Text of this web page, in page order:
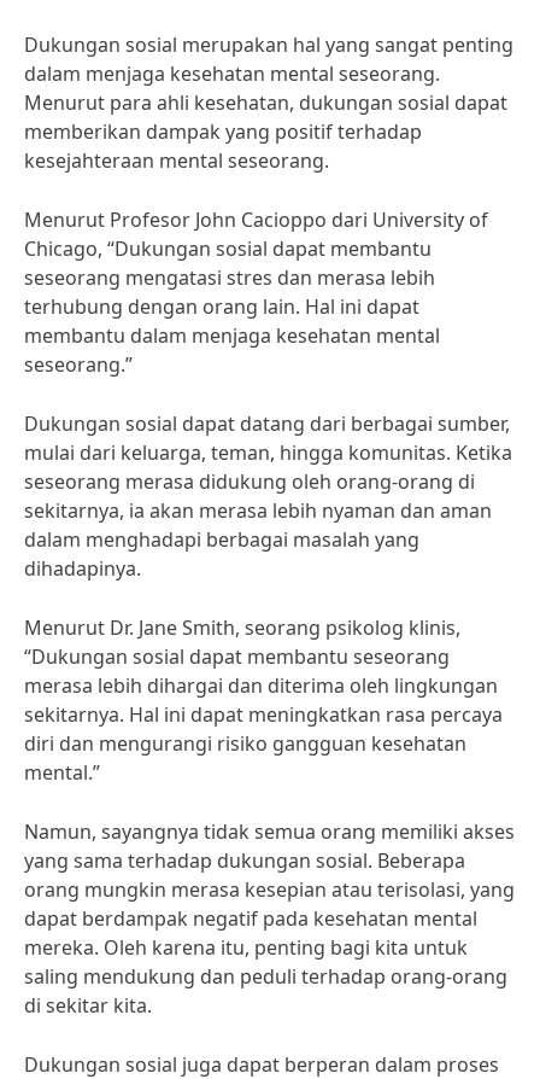
Dukungan sosial merupakan hal yang sangat penting
dalam menjaga kesehatan mental seseorang.
Menurut para ahli kesehatan, dukungan sosial dapat
memberikan dampak yang positif terhadap
kesejahteraan mental seseorang.
Menurut Profesor John Cacioppo dari University of
Chicago, “Dukungan sosial dapat membantu
seseorang mengatasi stres dan merasa lebih
terhubung dengan orang lain. Hal ini dapat
membantu dalam menjaga kesehatan mental
seseorang.”
Dukungan sosial dapat datang dari berbagai sumber,
mulai dari keluarga, teman, hingga komunitas. Ketika
seseorang merasa didukung oleh orang-orang di
sekitarnya, ia akan merasa lebih nyaman dan aman
dalam menghadapi berbagai masalah yang
dihadapinya.
Menurut Dr. Jane Smith, seorang psikolog klinis,
“Dukungan sosial dapat membantu seseorang
merasa lebih dihargai dan diterima oleh lingkungan
sekitarnya. Hal ini dapat meningkatkan rasa percaya
diri dan mengurangi risiko gangguan kesehatan
mental.”
Namun, sayangnya tidak semua orang memiliki akses
yang sama terhadap dukungan sosial. Beberapa
orang mungkin merasa kesepian atau terisolasi, yang
dapat berdampak negatif pada kesehatan mental
mereka. Oleh karena itu, penting bagi kita untuk
saling mendukung dan peduli terhadap orang-orang
di sekitar kita.
Dukungan sosial juga dapat berperan dalam proses